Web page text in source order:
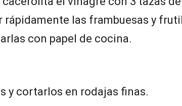
rápidamente las frambuesas y
con papel de cocina.
y cortarlos en rodajas finas.